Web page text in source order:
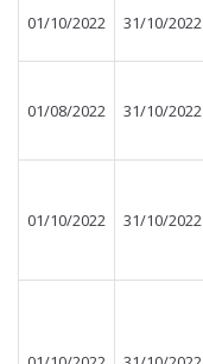
01/10/2022 31/10/2022
01/08/2022 31/10/2022
01/10/2022 31/10/2022